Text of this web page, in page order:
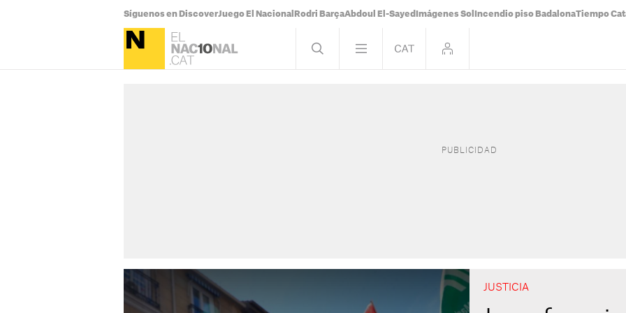
Síguenos en DiscoverJuego El Nacional Rodri BarçaAbdoul El-Sayed Imágenes Sol Incendio piso BadalonaTiempo
JUSTICIA